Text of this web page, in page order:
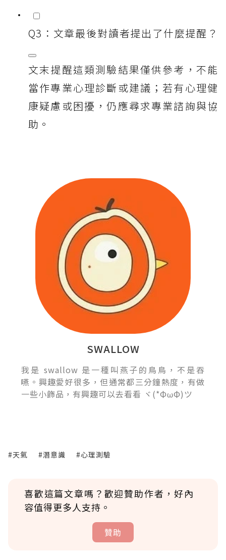
Q3：文章最後對讀者提出了什麼提醒？
文末提醒這類測驗結果僅供參考，不能
當作專業心理診斷或建議；若有心理健
康疑慮或困擾，仍應尋求專業諮詢與協
助。
SWALLOW
我是 swallow 是一種叫燕子的鳥鳥，不是吞
嚥。興趣愛好很多，但通常都三分鐘熱度，有做
一些小飾品，有興趣可以去看看 ヾ(*ΦωΦ)ツ
#天氣 #潛意識 #心理測驗
喜歡這篇文章嗎？歡迎贊助作者，好內
容值得更多人支持。
贊助